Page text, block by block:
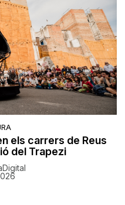
els carrers de Reus
del Trapezi